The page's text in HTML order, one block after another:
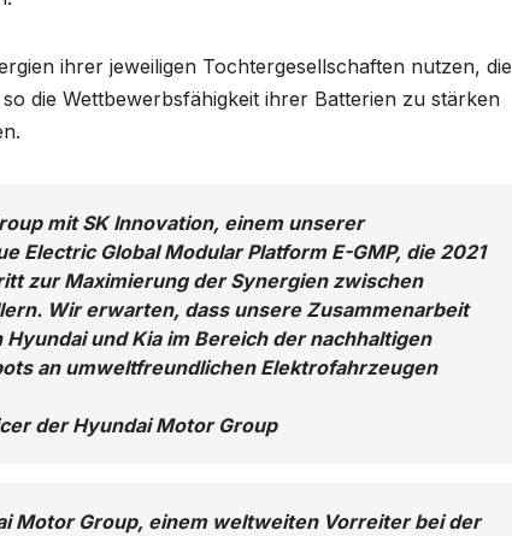
ihrer jeweiligen Tochtergesellschaften nutzen, die
die Wettbewerbsfähigkeit ihrer Batterien zu stärken
mit SK Innovation, einem unserer
Global Modular Platform E-GMP, die 2021
zur Maximierung der Synergien zwischen
Wir erwarten, dass unsere Zusammenarbeit
und Kia im Bereich der nachhaltigen
an umweltfreundlichen Elektrofahrzeugen
der Hyundai Motor Group
Motor Group, einem weltweiten Vorreiter bei der